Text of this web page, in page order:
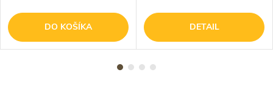
DO KOŠÍKA DETAIL